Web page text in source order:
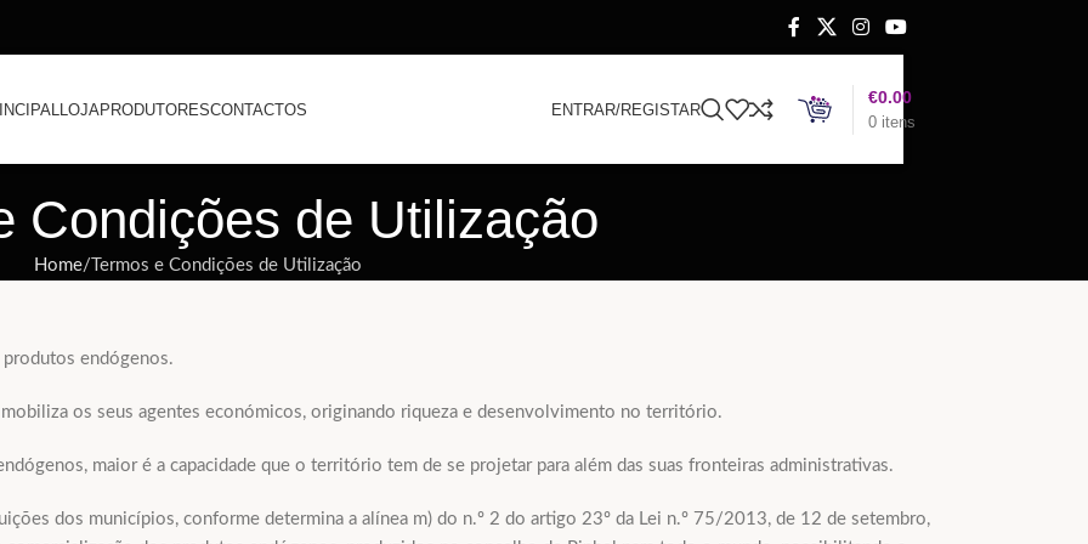
LOJAPRODUTORESCONTACTOS ENTRAR/REGISTAR
0 itens
€0.00
Condições de Utilização
Home Termos e Condições de Utilização
endógenos.
os seus agentes económicos, originando riqueza e desenvolvimento no território.
maior é a capacidade que o território tem de se projetar para além das suas fronteiras administrativas.
dos municípios, conforme determina a alínea m) do n.º 2 do artigo 23º da Lei n.º 75/2013, de 12 de setembro,